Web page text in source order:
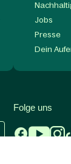
Jobs
Presse
Dein
Folge uns